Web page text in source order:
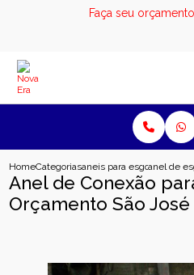
Faça seu
HomeCategoriasaneis para esgotoanel de
Anel de Conexão
Orçamento São